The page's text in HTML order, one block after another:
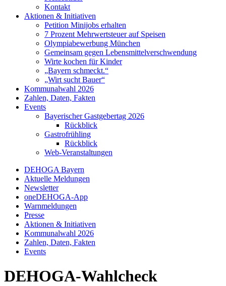
Kontakt
Aktionen & Initiativen
Petition Minijobs erhalten
7 Prozent Mehrwertsteuer auf Speisen
Olympiabewerbung München
Gemeinsam gegen Lebensmittelverschwendung
Wirte kochen für Kinder
„Bayern schmeckt.“
„Wirt sucht Bauer“
Kommunalwahl 2026
Zahlen, Daten, Fakten
Events
Bayerischer Gastgebertag 2026
Rückblick
Gastrofrühling
Rückblick
Web-Veranstaltungen
DEHOGA Bayern
Aktuelle Meldungen
Newsletter
oneDEHOGA-App
Warnmeldungen
Presse
Aktionen & Initiativen
Kommunalwahl 2026
Zahlen, Daten, Fakten
Events
DEHOGA-Wahlcheck